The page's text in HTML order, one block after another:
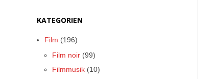
KATEGORIEN
Film (196)
Film noir (99)
Filmmusik (10)